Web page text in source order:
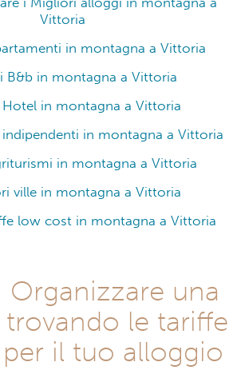
Vittoria
in montagna a Vittoria
B&b in montagna a Vittoria
in montagna a Vittoria
in montagna a Vittoria
in montagna a Vittoria
ville in montagna a Vittoria
low cost in montagna a Vittoria
Organizzare una
trovando le tariffe
il tuo alloggio